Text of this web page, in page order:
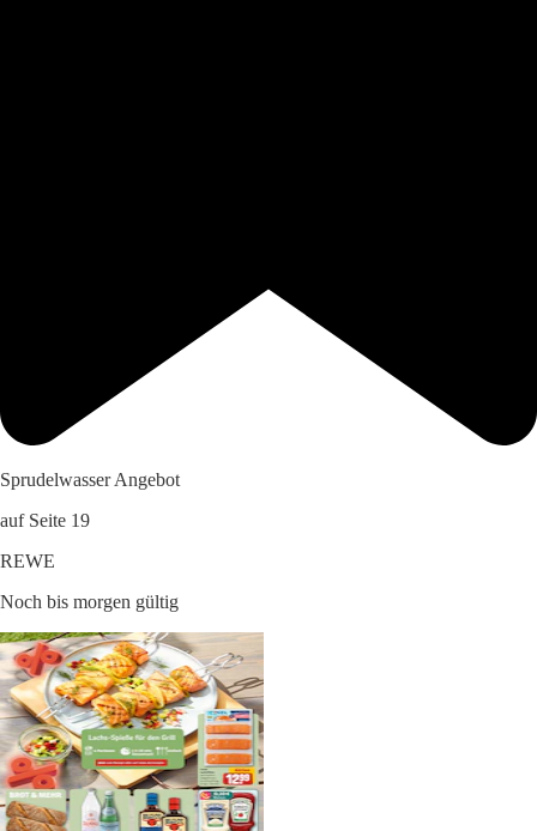
Sprudelwasser Angebot
auf Seite 19
REWE
Noch bis morgen gültig